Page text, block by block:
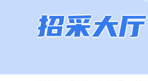
招采大厅